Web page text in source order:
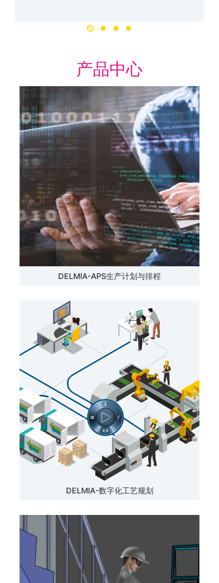
产品中心
DELMIA-APS生产计划与排程
DELMIA-数字化工艺规划